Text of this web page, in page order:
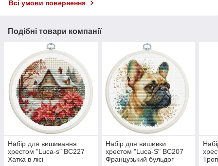
Всі умови повернення
Подібні товари компанії
Набір для вишивання
хрестом "Luca-s" BC227
Хатка в лісі
Набір для вишивки
хрестом "Luca-S" BC207
Французький бульдог